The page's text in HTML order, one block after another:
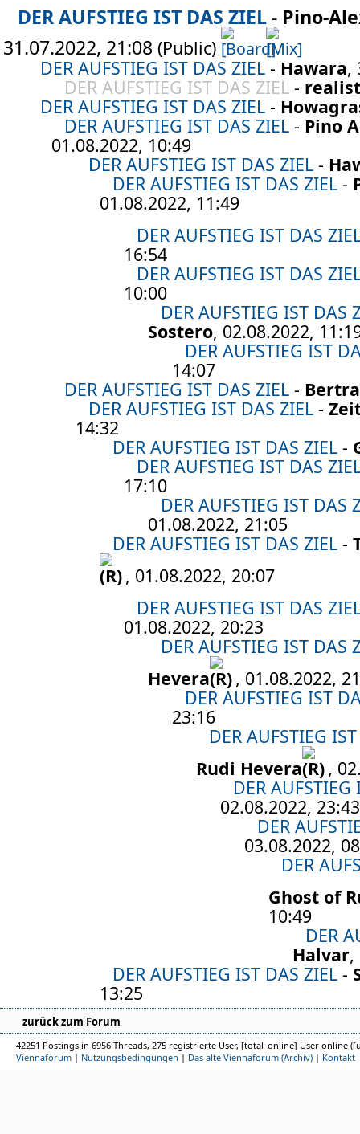
DER AUFSTIEG IST DAS ZIEL - Pino-
31.07.2022, 21:08 (Public)
DER AUFSTIEG IST DAS ZIEL - Hawara,
DER AUFSTIEG IST DAS ZIEL - realist
DER AUFSTIEG IST DAS ZIEL -
DER AUFSTIEG IST DAS ZIEL - Pino
01.08.2022, 10:49
DER AUFSTIEG IST DAS ZIEL -
DER AUFSTIEG IST DAS ZIEL -
01.08.2022, 11:49
DER AUFSTIEG IST DAS
16:54
DER AUFSTIEG IST DAS
10:00
DER AUFSTIEG IST DAS
Sostero, 02.08.2022,
DER AUFSTIEG IST
14:07
DER AUFSTIEG IST DAS ZIEL -
DER AUFSTIEG IST DAS ZIEL -
14:32
DER AUFSTIEG IST DAS ZIEL -
DER AUFSTIEG IST DAS
17:10
DER AUFSTIEG IST DAS
01.08.2022, 21:05
DER AUFSTIEG IST DAS ZIEL -
, 01.08.2022, 20:07
DER AUFSTIEG IST DAS
01.08.2022, 20:23
DER AUFSTIEG IST DAS
Hevera
, 01.08.2022,
DER AUFSTIEG IST
23:16
DER AUFSTIEG
Rudi Hevera
,
DER AUFSTIEG
02.08.2022, 23:43
DER
03.08.2022,
DER
Ghost of
10:49
DER
Halvar,
DER AUFSTIEG IST DAS ZIEL -
13:25
zurück zum Forum
42251 Postings in 6956 Threads, 275 registrierte User, [total_online] User online
Viennaforum | Nutzungsbedingungen | Das alte Viennaforum (Archiv) | Kontakt